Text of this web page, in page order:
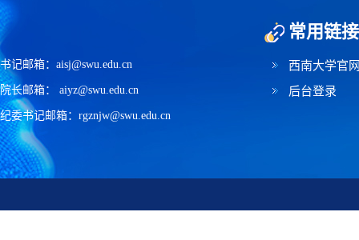
书记邮箱：aisj@swu.edu.cn
院长邮箱： aiyz@swu.edu.cn
纪委书记邮箱：rgznjw@swu.edu.cn
常用链接
西南大学官
后台登录